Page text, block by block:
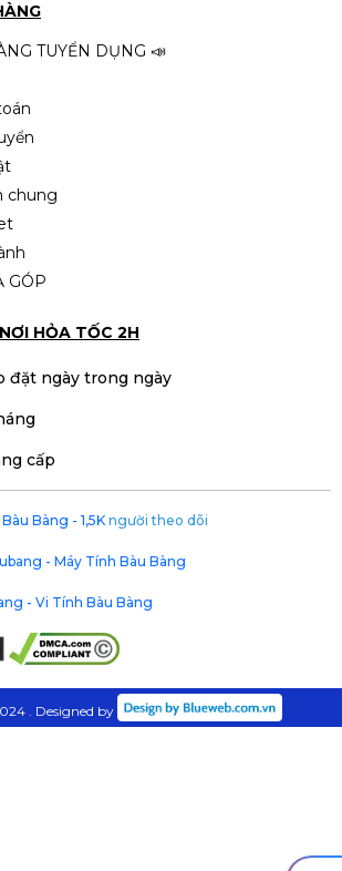
TUYỂN DỤNG 📣
chung
GÓP
HỎA TỐC 2H
đặt ngày trong ngày
cấp
Bàng - 1,5Kngười theo dõi
- Máy Tính Bàu Bàng
- Vi Tính Bàu Bàng
. Designed by